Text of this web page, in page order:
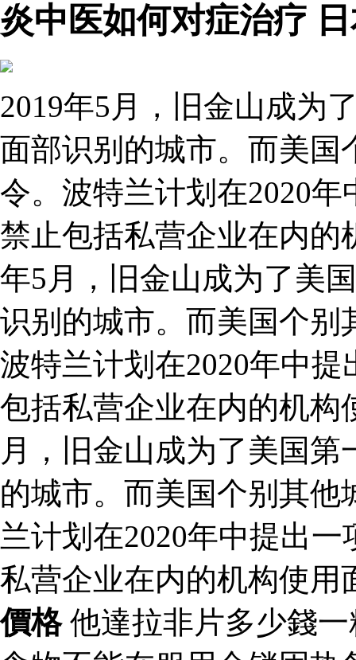
炎中医如何对症治疗
2019年5月，旧金山成为
面部识别的城市。而美国
令。波特兰计划在2020
禁止包括私营企业在内的
年5月，旧金山成为了美
识别的城市。而美国个别
波特兰计划在2020年中
包括私营企业在内的机构
月，旧金山成为了美国
的城市。而美国个别其
兰计划在2020年中提出
私营企业在内的机构使
價格他達拉非片多少錢